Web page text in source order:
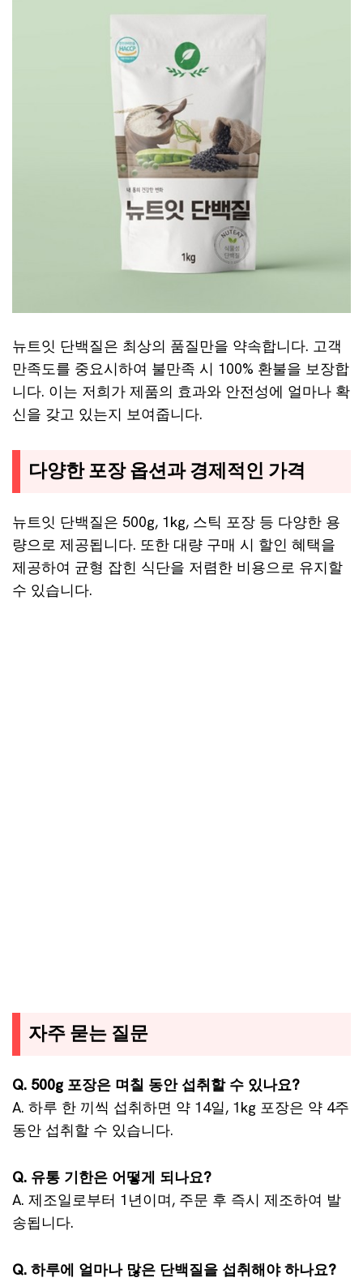
뉴트잇 단백질은 최상의 품질만을 약속합니다. 고객
만족도를 중요시하여 불만족 시 100% 환불을 보장합
니다. 이는 저희가 제품의 효과와 안전성에 얼마나 확
신을 갖고 있는지 보여줍니다.
다양한 포장 옵션과 경제적인 가격
뉴트잇 단백질은 500g, 1kg, 스틱 포장 등 다양한 용
량으로 제공됩니다. 또한 대량 구매 시 할인 혜택을
제공하여 균형 잡힌 식단을 저렴한 비용으로 유지할
수 있습니다.
자주 묻는 질문
Q. 500g 포장은 며칠 동안 섭취할 수 있나요?
A. 하루 한 끼씩 섭취하면 약 14일, 1kg 포장은 약 4주
동안 섭취할 수 있습니다.
Q. 유통 기한은 어떻게 되나요?
A. 제조일로부터 1년이며, 주문 후 즉시 제조하여 발
송됩니다.
Q. 하루에 얼마나 많은 단백질을 섭취해야 하나요?